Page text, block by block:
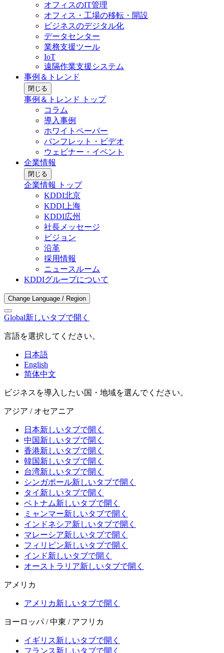
オフィスのIT管理
オフィス・工場の移転・開設
ビジネスのデジタル化
データセンター
業務支援ツール
IoT
遠隔作業支援システム
事例＆トレンド
閉じる
事例＆トレンド トップ
コラム
導入事例
ホワイトペーパー
パンフレット・ビデオ
ウェビナー・イベント
企業情報
閉じる
企業情報 トップ
KDDI北京
KDDI上海
KDDI広州
社長メッセージ
ビジョン
沿革
採用情報
ニュースルーム
KDDIグループについて
Change Language / Region
Global新しいタブで開く
言語を選択してください。
日本語
English
简体中文
ビジネスを導入したい国・地域を選んでください。
アジア / オセアニア
日本新しいタブで開く
中国新しいタブで開く
香港新しいタブで開く
韓国新しいタブで開く
台湾新しいタブで開く
シンガポール新しいタブで開く
タイ 新しいタブで開く
ベトナム新しいタブで開く
ミャンマー新しいタブで開く
インドネシア新しいタブで開く
マレーシア新しいタブで開く
フィリピン新しいタブで開く
インド新しいタブで開く
オーストラリア新しいタブで開く
アメリカ
アメリカ新しいタブで開く
ヨーロッパ / 中東 / アフリカ
イギリス新しいタブで開く
フランス新しいタブで開く